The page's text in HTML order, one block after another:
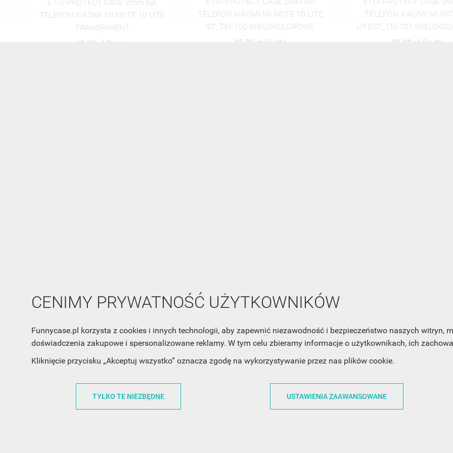
CENIMY PRYWATNOŚĆ UŻYTKOWNIKÓW
Funnycase.pl korzysta z cookies i innych technologii, aby zapewnić niezawodność i bezpieczeństwo naszych witryn,
doświadczenia zakupowe i spersonalizowane reklamy. W tym celu zbieramy informacje o użytkownikach, ich
Kliknięcie przycisku „Akceptuj wszystko” oznacza zgodę na wykorzystywanie przez nas plików cookie.
TYLKO TE NIEZBĘDNE USTAWIENIA ZAAWANSOWANE
TELEFON XIAOMI MI NOTE 10 LITE
ST_TEI-100 WIELOKOLOROWE
25,00 zł Brutto
TELEFON XIAOMI MI NOTE 10
LITEST_TEI-101 WIELOKOLOROWE
25,00 zł Brutto
TELEFON XIAOMI MI
ST_TEI-102
25,00 zł Brutto
INFORMACJA O SKLEPIE INFORMACJE OBSŁUGA KLIENTA
ZWROTY I WYMIANY
PŁATNOŚCI I DOSTAWY
DLA GRAFIKÓW